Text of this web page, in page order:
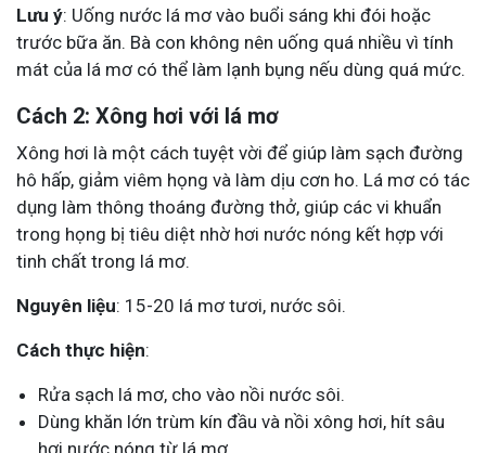
Lưu ý: Uống nước lá mơ vào buổi sáng khi đói hoặc
trước bữa ăn. Bà con không nên uống quá nhiều vì tính
mát của lá mơ có thể làm lạnh bụng nếu dùng quá mức.
Cách 2: Xông hơi với lá mơ
Xông hơi là một cách tuyệt vời để giúp làm sạch đường
hô hấp, giảm viêm họng và làm dịu cơn ho. Lá mơ có tác
dụng làm thông thoáng đường thở, giúp các vi khuẩn
trong họng bị tiêu diệt nhờ hơi nước nóng kết hợp với
tinh chất trong lá mơ.
Nguyên liệu: 15-20 lá mơ tươi, nước sôi.
Cách thực hiện:
Rửa sạch lá mơ, cho vào nồi nước sôi.
Dùng khăn lớn trùm kín đầu và nồi xông hơi, hít sâu